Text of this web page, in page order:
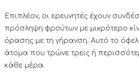
Επιπλέον, οι ερευνητές έχουν
πρόσληψη φρούτων με μικρότερο
όρασης με τη γήρανση. Αυτό το
άτομα που τρώνε τρεις ή
κάθε μέρα.